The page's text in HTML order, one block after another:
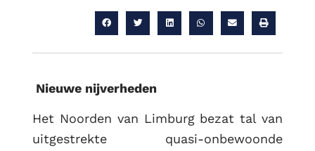
Nieuwe nijverheden
Het Noorden van Limburg bezat tal van
uitgestrekte quasi-onbewoonde